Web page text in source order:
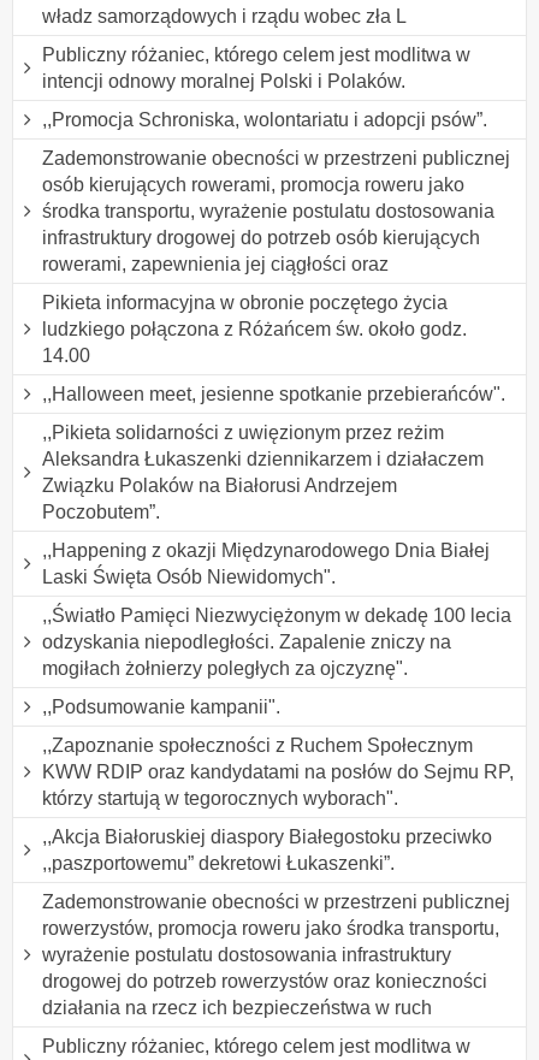
władz samorządowych i rządu wobec zła L
Publiczny różaniec, którego celem jest modlitwa w
intencji odnowy moralnej Polski i Polaków.
,,Promocja Schroniska, wolontariatu i adopcji psów”.
Zademonstrowanie obecności w przestrzeni publicznej
osób kierujących rowerami, promocja roweru jako
środka transportu, wyrażenie postulatu dostosowania
infrastruktury drogowej do potrzeb osób kierujących
rowerami, zapewnienia jej ciągłości oraz
Pikieta informacyjna w obronie poczętego życia
ludzkiego połączona z Różańcem św. około godz.
14.00
,,Halloween meet, jesienne spotkanie przebierańców".
,,Pikieta solidarności z uwięzionym przez reżim
Aleksandra Łukaszenki dziennikarzem i działaczem
Związku Polaków na Białorusi Andrzejem
Poczobutem”.
,,Happening z okazji Międzynarodowego Dnia Białej
Laski Święta Osób Niewidomych".
,,Światło Pamięci Niezwyciężonym w dekadę 100 lecia
odzyskania niepodległości. Zapalenie zniczy na
mogiłach żołnierzy poległych za ojczyznę".
,,Podsumowanie kampanii".
,,Zapoznanie społeczności z Ruchem Społecznym
KWW RDIP oraz kandydatami na posłów do Sejmu RP,
którzy startują w tegorocznych wyborach".
,,Akcja Białoruskiej diaspory Białegostoku przeciwko
,,paszportowemu” dekretowi Łukaszenki”.
Zademonstrowanie obecności w przestrzeni publicznej
rowerzystów, promocja roweru jako środka transportu,
wyrażenie postulatu dostosowania infrastruktury
drogowej do potrzeb rowerzystów oraz konieczności
działania na rzecz ich bezpieczeństwa w ruch
Publiczny różaniec, którego celem jest modlitwa w